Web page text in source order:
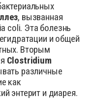
, вызванная
coli. Эта болезнь
и общей
Вторым
Clostridium
различные
как
энтерит и диарея.